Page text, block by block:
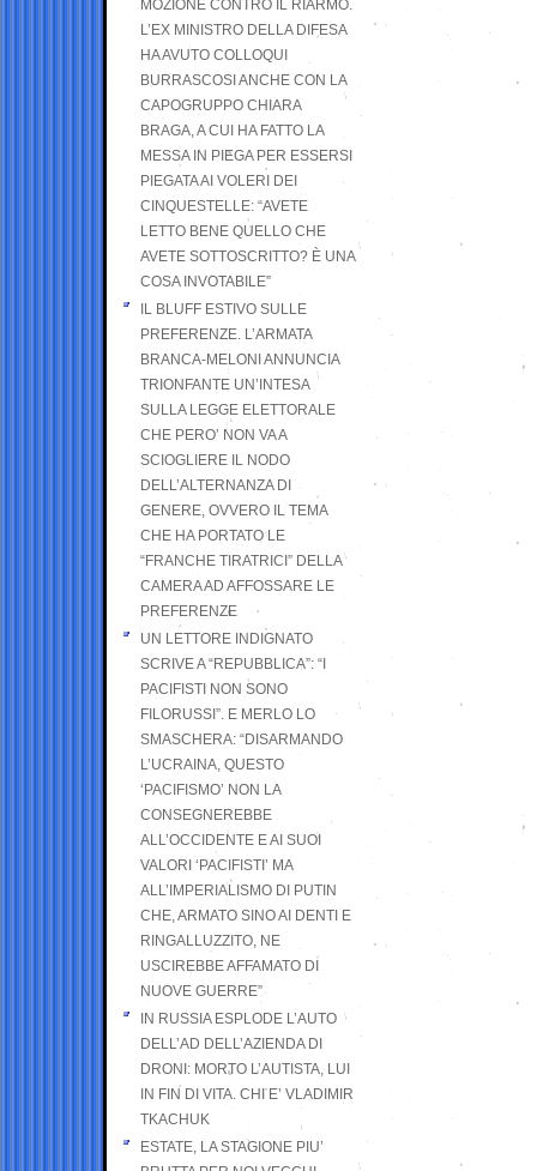
MOZIONE CONTRO IL RIARMO.
L’EX MINISTRO DELLA DIFESA
HA AVUTO COLLOQUI
BURRASCOSI ANCHE CON LA
CAPOGRUPPO CHIARA
BRAGA, A CUI HA FATTO LA
MESSA IN PIEGA PER ESSERSI
PIEGATA AI VOLERI DEI
CINQUESTELLE: “AVETE
LETTO BENE QUELLO CHE
AVETE SOTTOSCRITTO? È UNA
COSA INVOTABILE”
IL BLUFF ESTIVO SULLE
PREFERENZE. L’ARMATA
BRANCA-MELONI ANNUNCIA
TRIONFANTE UN’INTESA
SULLA LEGGE ELETTORALE
CHE PERO’ NON VA A
SCIOGLIERE IL NODO
DELL’ALTERNANZA DI
GENERE, OVVERO IL TEMA
CHE HA PORTATO LE
“FRANCHE TIRATRICI” DELLA
CAMERA AD AFFOSSARE LE
PREFERENZE
UN LETTORE INDIGNATO
SCRIVE A “REPUBBLICA”: “I
PACIFISTI NON SONO
FILORUSSI”. E MERLO LO
SMASCHERA: “DISARMANDO
L’UCRAINA, QUESTO
‘PACIFISMO’ NON LA
CONSEGNEREBBE
ALL’OCCIDENTE E AI SUOI
VALORI ‘PACIFISTI’ MA
ALL’IMPERIALISMO DI PUTIN
CHE, ARMATO SINO AI DENTI E
RINGALLUZZITO, NE
USCIREBBE AFFAMATO DI
NUOVE GUERRE”
IN RUSSIA ESPLODE L’AUTO
DELL’AD DELL’AZIENDA DI
DRONI: MORTO L’AUTISTA, LUI
IN FIN DI VITA. CHI E’ VLADIMIR
TKACHUK
ESTATE, LA STAGIONE PIU’